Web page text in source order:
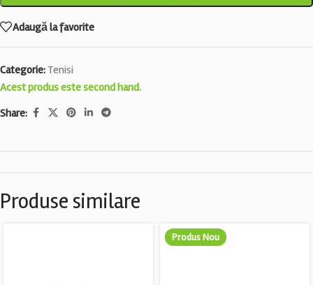
Adaugă la favorite
Categorie: Tenisi
Acest produs este second hand.
Share:
Produse similare
Produs Nou